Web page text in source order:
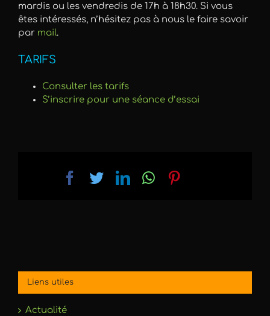
mardis ou les vendredis de 17h à 18h30. Si vous
êtes intéressés, n’hésitez pas à nous le faire savoir
par mail.
TARIFS
Consulter les tarifs
S’inscrire pour une séance d’essai
Facebook
TwitterLinkedInWhatsApp
Liens utiles
Actualité